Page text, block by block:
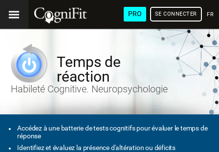
PRO SE CONNECTER
Temps de
réaction
Habileté Cognitive. Neuropsychologie
Accédez à une batterie de tests cognitifs pour évaluer le temps de
réponse
Identifiez et évaluez la présence d'altération ou déficits